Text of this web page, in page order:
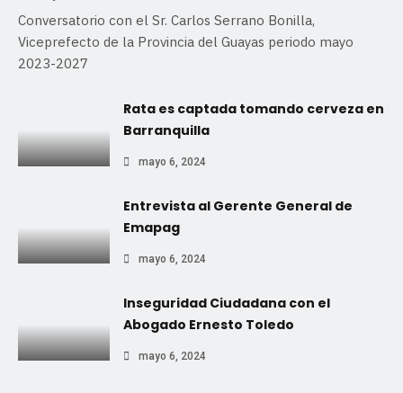
Conversatorio con el Sr. Carlos Serrano Bonilla,
Viceprefecto de la Provincia del Guayas periodo mayo
2023-2027
Rata es captada tomando cerveza en
Barranquilla
mayo 6, 2024
Entrevista al Gerente General de
Emapag
mayo 6, 2024
Inseguridad Ciudadana con el
Abogado Ernesto Toledo
mayo 6, 2024